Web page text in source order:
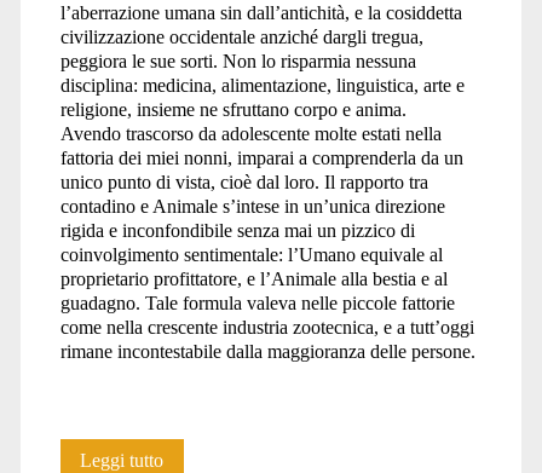
l’aberrazione umana sin dall’antichità, e la cosiddetta
civilizzazione occidentale anziché dargli tregua,
peggiora le sue sorti. Non lo risparmia nessuna
disciplina: medicina, alimentazione, linguistica, arte e
religione, insieme ne sfruttano corpo e anima.
Avendo trascorso da adolescente molte estati nella
fattoria dei miei nonni, imparai a comprenderla da un
unico punto di vista, cioè dal loro. Il rapporto tra
contadino e Animale s’intese in un’unica direzione
rigida e inconfondibile senza mai un pizzico di
coinvolgimento sentimentale: l’Umano equivale al
proprietario profittatore, e l’Animale alla bestia e al
guadagno. Tale formula valeva nelle piccole fattorie
come nella crescente industria zootecnica, e a tutt’oggi
rimane incontestabile dalla maggioranza delle persone.
Leggi tuttoAdoro